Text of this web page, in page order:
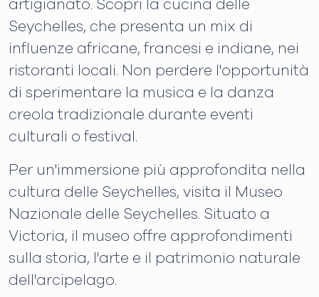
artigianato. Scopri la cucina delle
Seychelles, che presenta un mix di
influenze africane, francesi e indiane, nei
ristoranti locali. Non perdere l'opportunità
di sperimentare la musica e la danza
creola tradizionale durante eventi
culturali o festival.
Per un'immersione più approfondita nella
cultura delle Seychelles, visita il Museo
Nazionale delle Seychelles. Situato a
Victoria, il museo offre approfondimenti
sulla storia, l'arte e il patrimonio naturale
dell'arcipelago.